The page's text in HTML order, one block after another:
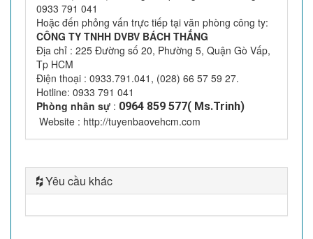
0933 791 041
Hoặc đến phỏng vấn trực tiếp tại văn phòng công ty:
CÔNG TY TNHH DVBV BÁCH THẮNG
Địa chỉ : 225 Đường số 20, Phường 5, Quận Gò Vấp,
Tp HCM
Điện thoại : 0933.791.041, (028) 66 57 59 27.
Hotline: 0933 791 041
Phòng nhân sự : 0964 859 577( Ms.Trinh)
Website : http://tuyenbaovehcm.com
Yêu cầu khác